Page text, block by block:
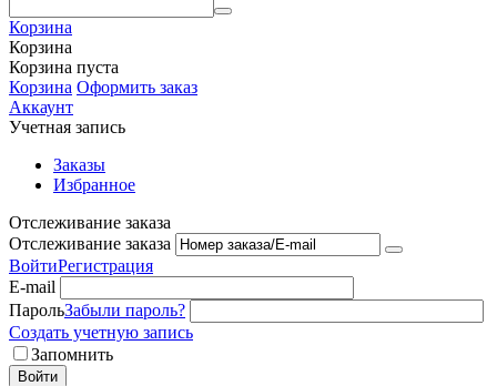
Корзина
Корзина
Корзина пуста
Корзина Оформить заказ
Аккаунт
Учетная запись
Заказы
Избранное
Отслеживание заказа
Отслеживание заказа
ВойтиРегистрация
E-mail
ПарольЗабыли пароль?
Создать учетную запись
Запомнить
Войти